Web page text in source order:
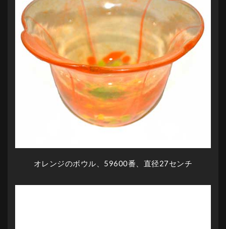
オレンジのボウル、59600番、直径27センチ